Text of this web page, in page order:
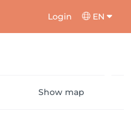
Login EN
Show map